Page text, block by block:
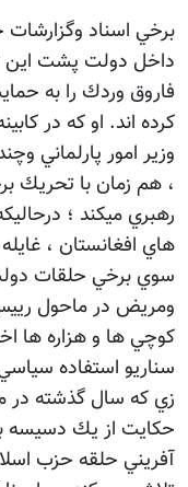
برخي اسناد
داخل دولت پشت اين
فاروق وردك را به
كرده اند. او كه در
وزير امور پارلماني
، هم زمان با تحريك
رهبري ميكند ؛
هاي افغانستان ،
سوي برخي حلقات
ومريض در ماحول
كوچي ها و هزاره ها
سناريو استفاده
زي كه سال گذشته در
حكايت از يك دسيسه
آفريني حلقه حزب